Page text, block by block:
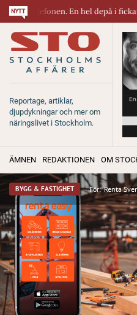
En hel depå i fickan med
Reportage, artiklar,
djupdykningar och mer om
näringslivet i Stockholm.
ÄMNEN REDAKTIONEN OM
BYGG & FASTIGHET För: Renta